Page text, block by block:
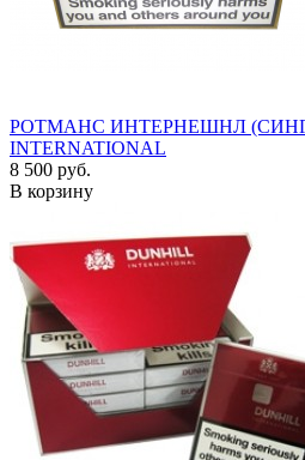
РОТМАНС ИНТЕРНЕШНЛ
INTERNATIONAL
8 500 руб.
В корзину